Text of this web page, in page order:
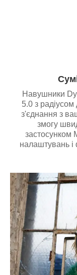
Навушники
5.0 з радіусом
з'єднання з
змогу
застосунком
налаштувань і